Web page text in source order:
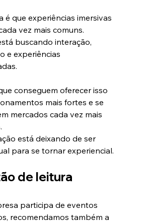
é que experiências imersivas
vez mais comuns.
buscando interação,
e experiências
conseguem oferecer isso
mais fortes e se
mercados cada vez mais
está deixando de ser
para se tornar experiencial.
de leitura
participa de eventos
recomendamos também a